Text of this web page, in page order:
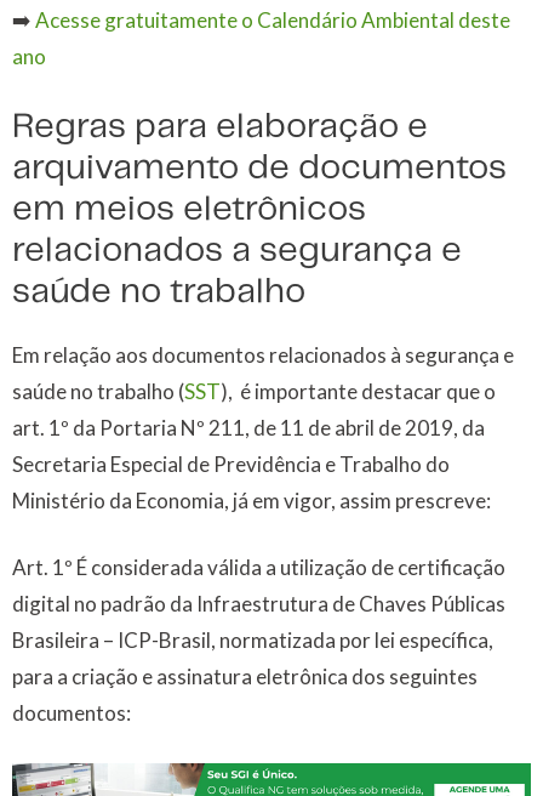
➡️Acesse gratuitamente o Calendário Ambiental deste
ano
Regras para elaboração e
arquivamento de documentos
em meios eletrônicos
relacionados a segurança e
saúde no trabalho
Em relação aos documentos relacionados à segurança e
saúde no trabalho (SST), é importante destacar que o
art. 1º da Portaria Nº 211, de 11 de abril de 2019, da
Secretaria Especial de Previdência e Trabalho do
Ministério da Economia, já em vigor, assim prescreve:
Art. 1º É considerada válida a utilização de certificação
digital no padrão da Infraestrutura de Chaves Públicas
Brasileira – ICP-Brasil, normatizada por lei específica,
para a criação e assinatura eletrônica dos seguintes
documentos: